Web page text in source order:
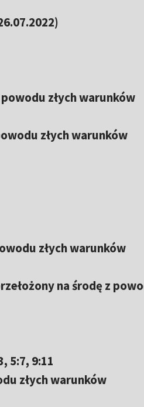
złych warunków
złych warunków
złych warunków
na środę z
5:7, 9:11
złych warunków